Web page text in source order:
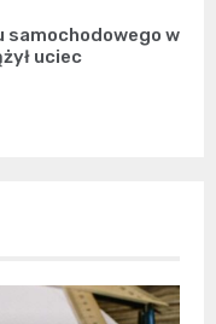
samochodowego w
uciec